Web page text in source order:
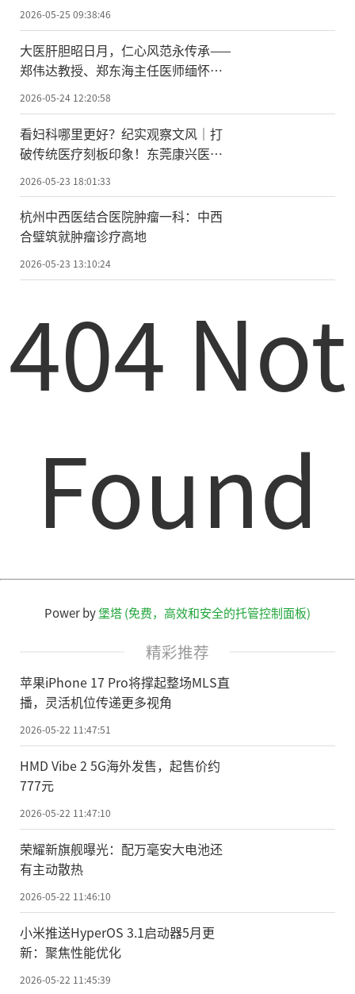
2026-05-25 09:38:46
大医肝胆昭日月，仁心风范永传承——
郑伟达教授、郑东海主任医师缅怀吴
2026-05-24 12:20:58
看妇科哪里更好？纪实观察文风｜打
破传统医疗刻板印象！东莞康兴医
2026-05-23 18:01:33
杭州中西医结合医院肿瘤一科：中西
合璧筑就肿瘤诊疗高地
2026-05-23 13:10:24
404 Not
Found
Power by堡塔 (免费，高效和安全的托管控制面板)
精彩推荐
苹果iPhone 17 Pro将撑起整场MLS直
播，灵活机位传递更多视角
2026-05-22 11:47:51
HMD Vibe 2 5G海外发售，起售价约
777元
2026-05-22 11:47:10
荣耀新旗舰曝光：配万毫安大电池还
有主动散热
2026-05-22 11:46:10
小米推送HyperOS 3.1启动器5月更
新：聚焦性能优化
2026-05-22 11:45:39